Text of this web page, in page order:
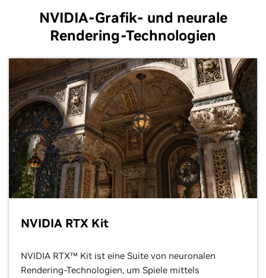
NVIDIA-Grafik- und neurale
Rendering-Technologien
NVIDIA RTX Kit
NVIDIA RTX™ Kit ist eine Suite von neuronalen
Rendering-Technologien, um Spiele mittels